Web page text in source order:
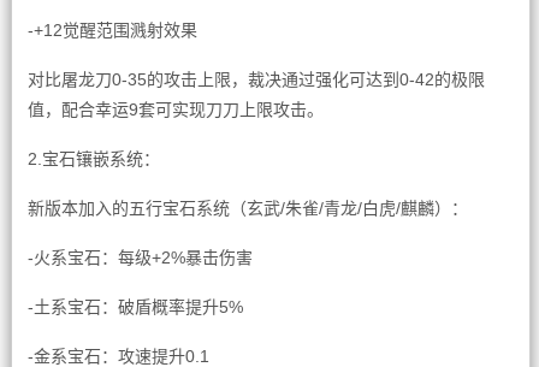
-+12觉醒范围溅射效果
对比屠龙刀0-35的攻击上限，裁决通过强化可达到0-42的极限
值，配合幸运9套可实现刀刀上限攻击。
2.宝石镶嵌系统：
新版本加入的五行宝石系统（玄武/朱雀/青龙/白虎/麒麟）：
-火系宝石：每级+2%暴击伤害
-土系宝石：破盾概率提升5%
-金系宝石：攻速提升0.1